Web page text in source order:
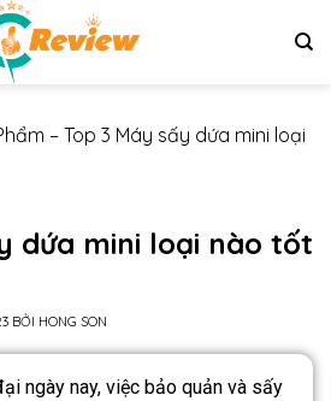
– Top 3 Máy sấy dứa mini loại
dứa mini loại nào tốt
BỞI HONG SON
ngày nay, việc bảo quản và sấy